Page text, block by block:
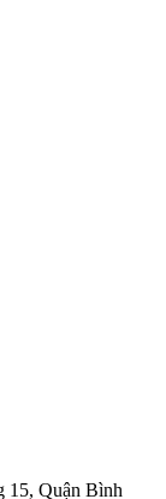
15, Quận Bình